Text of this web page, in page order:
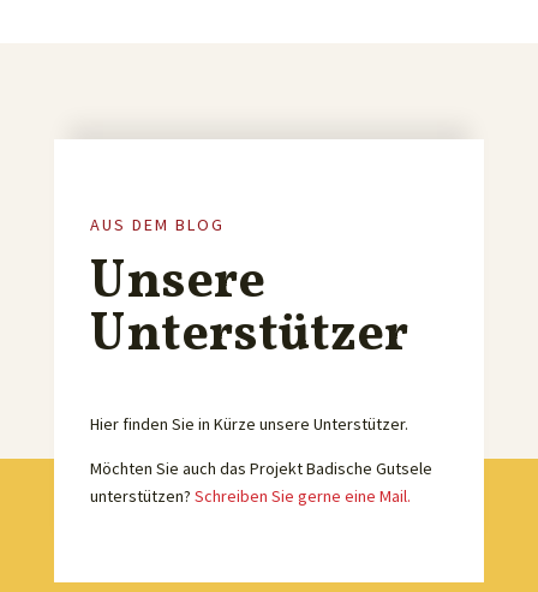
AUS DEM BLOG
Unsere
Unterstützer
Hier finden Sie in Kürze unsere Unterstützer.
Möchten Sie auch das Projekt Badische Gutsele
unterstützen? Schreiben Sie gerne eine Mail.